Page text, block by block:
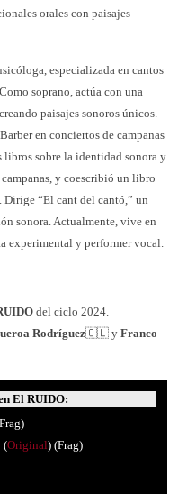
orales con paisajes
especializada en cantos
soprano, actúa con una
paisajes sonoros únicos.
en conciertos de campanas
libros sobre la identidad sonora y
y coescribió un libro
Dirige “El cant del cantó,” un
sonora. Actualmente, vive en
experimental y performer vocal.
del ciclo 2024.
Rodríguez🇨🇱 yFranco
El RUIDO:
(Original) (Frag)